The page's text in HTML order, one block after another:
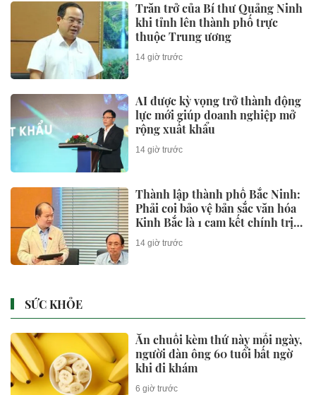
Trăn trở của Bí thư Quảng Ninh
khi tỉnh lên thành phố trực
thuộc Trung ương
14 giờ trước
AI được kỳ vọng trở thành động
lực mới giúp doanh nghiệp mở
rộng xuất khẩu
14 giờ trước
Thành lập thành phố Bắc Ninh:
Phải coi bảo vệ bản sắc văn hóa
Kinh Bắc là 1 cam kết chính trị
và trách nhiệm pháp lý lâu dài
14 giờ trước
SỨC KHỎE
Ăn chuối kèm thứ này mỗi ngày,
người đàn ông 60 tuổi bất ngờ
khi đi khám
6 giờ trước